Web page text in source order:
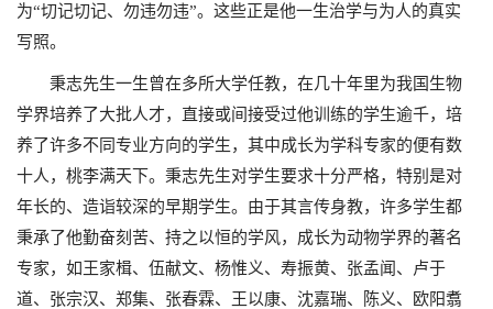
为“切记切记、勿违勿违”。这些正是他一生治学与为人的真实
写照。
秉志先生一生曾在多所大学任教，在几十年里为我国生物
学界培养了大批人才，直接或间接受过他训练的学生逾千，培
养了许多不同专业方向的学生，其中成长为学科专家的便有数
十人，桃李满天下。秉志先生对学生要求十分严格，特别是对
年长的、造诣较深的早期学生。由于其言传身教，许多学生都
秉承了他勤奋刻苦、持之以恒的学风，成长为动物学界的著名
专家，如王家楫、伍献文、杨惟义、寿振黄、张孟闻、卢于
道、张宗汉、郑集、张春霖、王以康、沈嘉瑞、陈义、欧阳翥